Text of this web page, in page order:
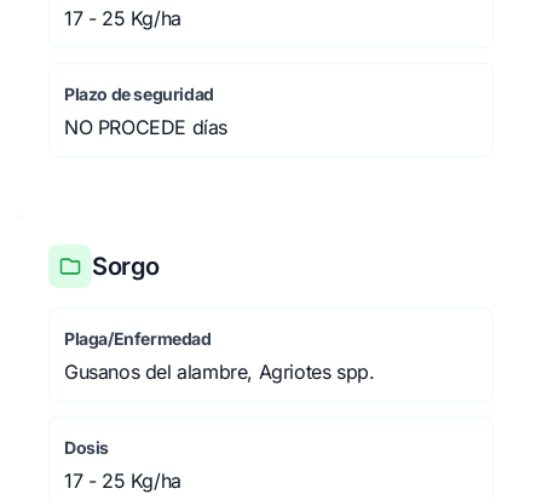
17 - 25 Kg/ha
Plazo de seguridad
NO PROCEDE días
Sorgo
Plaga/Enfermedad
Gusanos del alambre, Agriotes spp.
Dosis
17 - 25 Kg/ha